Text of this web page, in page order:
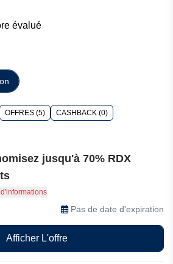
évalué
OFFRES (5) CASHBACK (0)
jusqu'à 70% RDX
jusqu'à 70% sur une sélection d'articles
chez RDX Sports.
Plus d'informations
Pas de date d'expiration
Afficher L'offre